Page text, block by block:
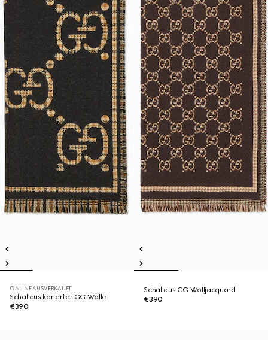
ONLINE AUSVERKAUFT
Schal aus karierter GG Wolle
€390
Schal aus GG Wolljacquard
€390